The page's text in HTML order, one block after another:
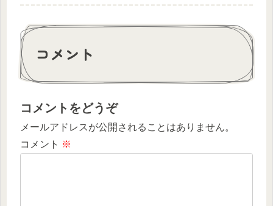
コメント
コメントをどうぞ
メールアドレスが公開されることはありません。
コメント ※